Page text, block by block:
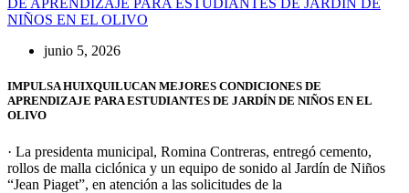
junio 5, 2026
IMPULSA HUIXQUILUCAN MEJORES CONDICIONES DE
APRENDIZAJE PARA ESTUDIANTES DE JARDÍN DE NIÑOS EN EL
OLIVO
· La presidenta municipal, Romina Contreras, entregó cemento,
rollos de malla ciclónica y un equipo de sonido al Jardín de Niños
“Jean Piaget”, en atención a las solicitudes de la